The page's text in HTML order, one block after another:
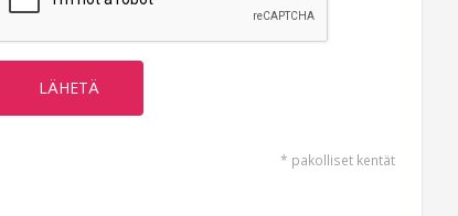
* pakolliset kentät